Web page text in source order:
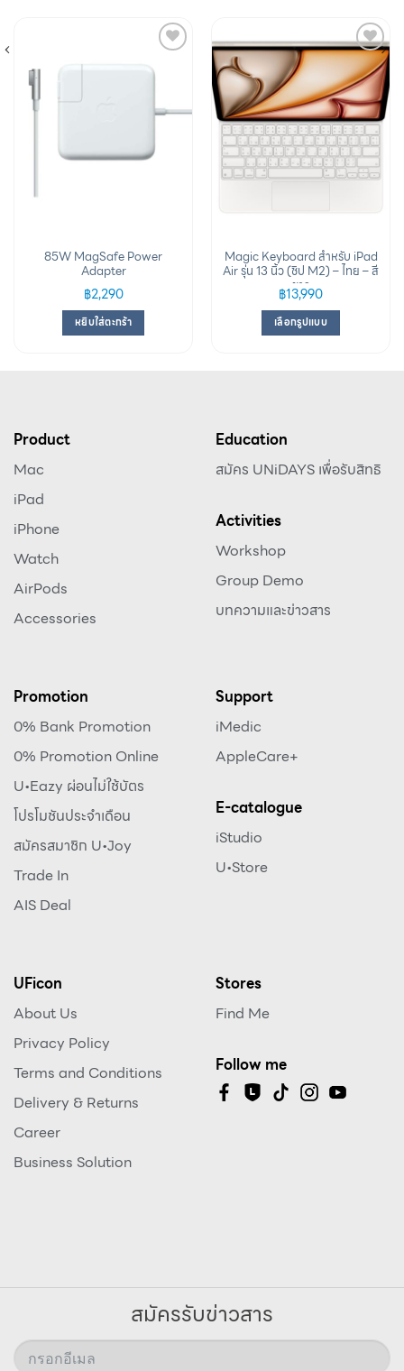
wishlist
85W MagSafe Power
Adapter
฿2,290
หยิบใส่ตะกร้า
Add to
wishlist
Magic Keyboard สำหรับ iPad
Air รุ่น 13 นิ้ว (ชิป M2) – ไทย – สี
ขาว
฿13,990
เลือกรูปแบบ
Product
Mac
iPad
iPhone
Watch
AirPods
Accessories
Education
สมัคร UNiDAYS เพื่อรับสิทธิ
Activities
Workshop
Group Demo
บทความและข่าวสาร
Promotion
0% Bank Promotion
0% Promotion Online
U•Eazy ผ่อนไม่ใช้บัตร
โปรโมชันประจำเดือน
สมัครสมาชิก U•Joy
Trade In
AIS Deal
Support
iMedic
AppleCare+
E-catalogue
iStudio
U•Store
UFicon
About Us
Privacy Policy
Terms and Conditions
Delivery & Returns
Career
Business Solution
Stores
Find Me
Follow me
สมัครรับข่าวสาร